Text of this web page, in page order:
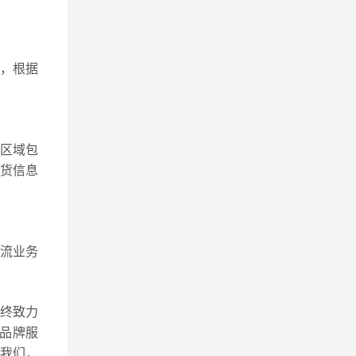
根据
域包
信息
业务
致力
牌服
们，